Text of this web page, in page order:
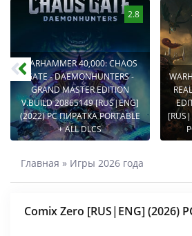
2.8
WARHAMMER 40,000: CHAOS
GATE - DAEMONHUNTERS -
GRAND MASTER EDITION
V.BUILD 20865149 [RUS|ENG]
(2022) PC ПИРАТКА PORTABLE
+ ALL DLCS
Главная » Игры 2026 года
Comix Zero [RUS|ENG] (2026)